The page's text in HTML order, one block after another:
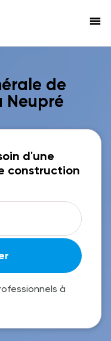
menu
de
Neupré
d'une
construction
à